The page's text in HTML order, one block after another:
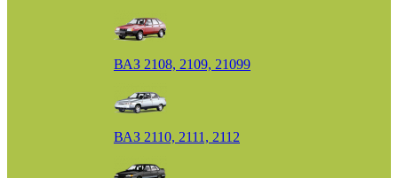
ВАЗ 2108, 2109, 21099
ВАЗ 2110, 2111, 2112